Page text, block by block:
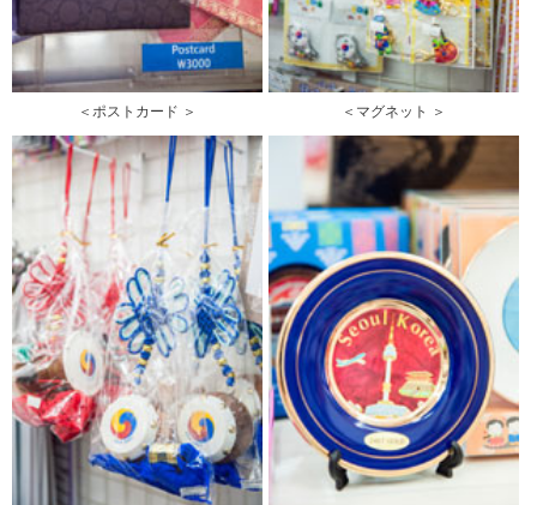
＜ポストカード ＞ ＜マグネット ＞